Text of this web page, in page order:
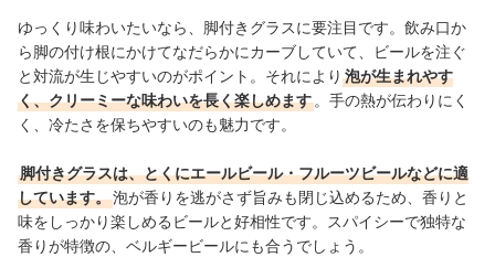
ゆっくり味わいたいなら、脚付きグラスに要注目です。飲み口か
ら脚の付け根にかけてなだらかにカーブしていて、ビールを注ぐ
と対流が生じやすいのがポイント。それにより 泡が生まれやす
く、クリーミーな味わいを長く楽しめます 。手の熱が伝わりにく
く、冷たさを保ちやすいのも魅力です。
脚付きグラスは、とくにエールビール・フルーツビールなどに適
しています。泡が香りを逃がさず旨みも閉じ込めるため、香りと
味をしっかり楽しめるビールと好相性です。スパイシーで独特な
香りが特徴の、ベルギービールにも合うでしょう。